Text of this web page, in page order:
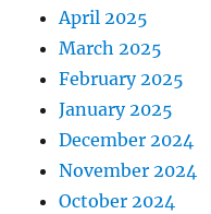
April 2025
March 2025
February 2025
January 2025
December 2024
November 2024
October 2024